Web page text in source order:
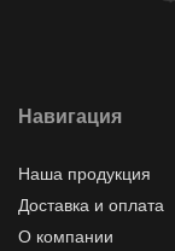
Навигация
Наша продукция
Доставка и оплата
О компании